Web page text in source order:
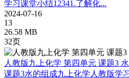
学习课堂小结12341.了解化...
2024-07-16
13
26.58 MB
32页
人教版九上化学 第四单元 课题3
课题3水的组成九上化学人教版学